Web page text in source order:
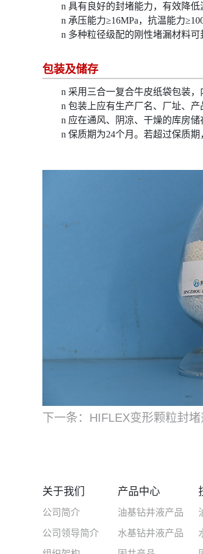
n 具有良好的封堵能力，有效降低
n 承压能力≥16MPa，抗温能力≥
n 多种粒径级配的刚性堵漏材料可
包装及储存
n 采用三合一复合牛皮纸袋包装，
n 包装上应有生产厂名、厂址、产
n 应在通风、阴凉、干燥的库房
n 保质期为24个月。若超过保质期
下一条： HIFLEX变形颗粒封堵
关于我们
公司简介
公司领导简介
产品中心
油基钻井液产品
水基钻井液产品